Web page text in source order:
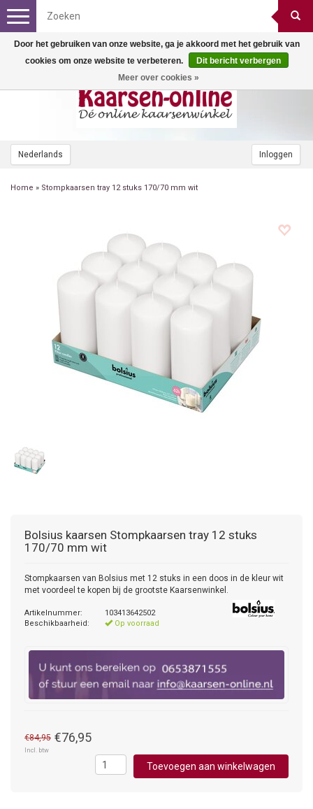
Nederlands Inloggen
Toggle
navigation
Home » Stompkaarsen tray 12 stuks 170/70 mm wit
Bolsius kaarsen Stompkaarsen tray 12 stuks
170/70 mm wit
Stompkaarsen van Bolsius met 12 stuks in een doos in de kleur wit
met voordeel te kopen bij de grootste Kaarsenwinkel.
Artikelnummer:
103413642502
Beschikbaarheid:
Op voorraad
€84,95 €76,95
Incl. btw
Toevoegen aan winkelwagen
Door het gebruiken van onze website, ga je akkoord met het gebruik van
cookies om onze website te verbeteren.
Dit bericht verbergen
Meer over cookies »